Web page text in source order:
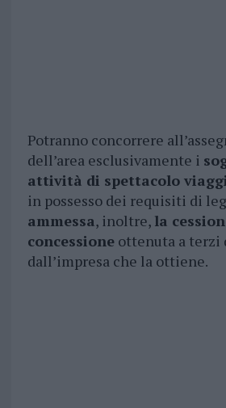
Potranno concorrere
dell’area esclusivamente i
attività di spettacolo
in possesso dei requisiti di
ammessa, inoltre, la
concessioneottenuta a terzi
dall’impresa che la ottiene.